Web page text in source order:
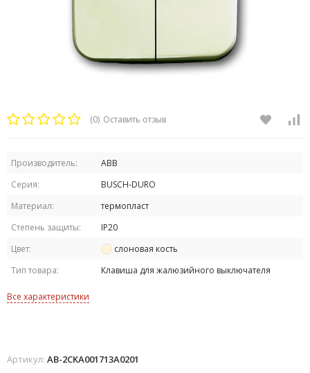
(0) Оставить отзыв
Производитель:
ABB
Серия:
BUSCH-DURO
Материал:
термопласт
Степень защиты:
IP20
Цвет:
слоновая кость
Тип товара:
Клавиша для жалюзийного выключателя
Все характеристики
Артикул: AB-2CKA001713A0201